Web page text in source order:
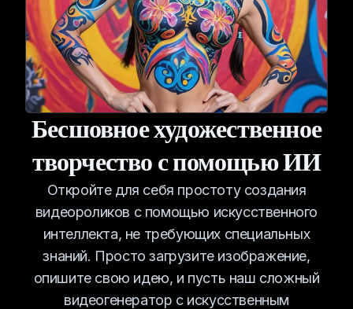
Бесшовное художественное
творчество с помощью ИИ
Откройте для себя простоту создания
видеороликов с помощью искусственного
интеллекта, не требующих специальных
знаний. Просто загрузите изображение,
опишите свою идею, и пусть наш сложный
видеогенератор с искусственным